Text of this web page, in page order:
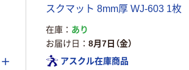
スクマット 8mm厚 WJ-603 1枚
在庫
あり
お届け日
8月7日（金）
アスクル在庫商品